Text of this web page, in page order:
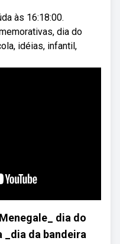
às 16:18:00.
dia do
idéias, infantil,
dia do
_dia da bandeira